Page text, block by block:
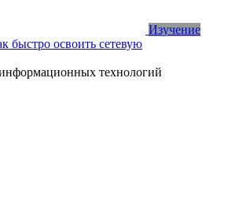
Изучение
быстро освоить сетевую
технологий